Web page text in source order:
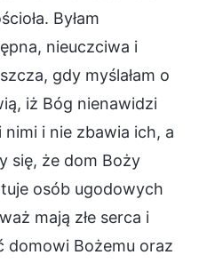
Byłam
nieuczciwa i
gdy myślałam o
iż Bóg nienawidzi
i nie zbawia ich, a
się, że dom Boży
osób ugodowych
mają złe serca i
domowi Bożemu oraz